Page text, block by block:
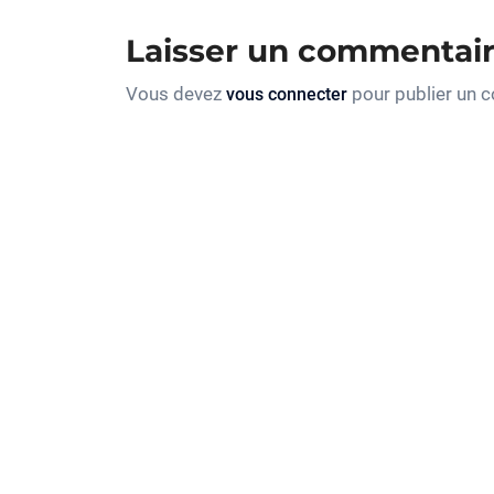
Laisser un
Vous devez vous connecter pour publier un